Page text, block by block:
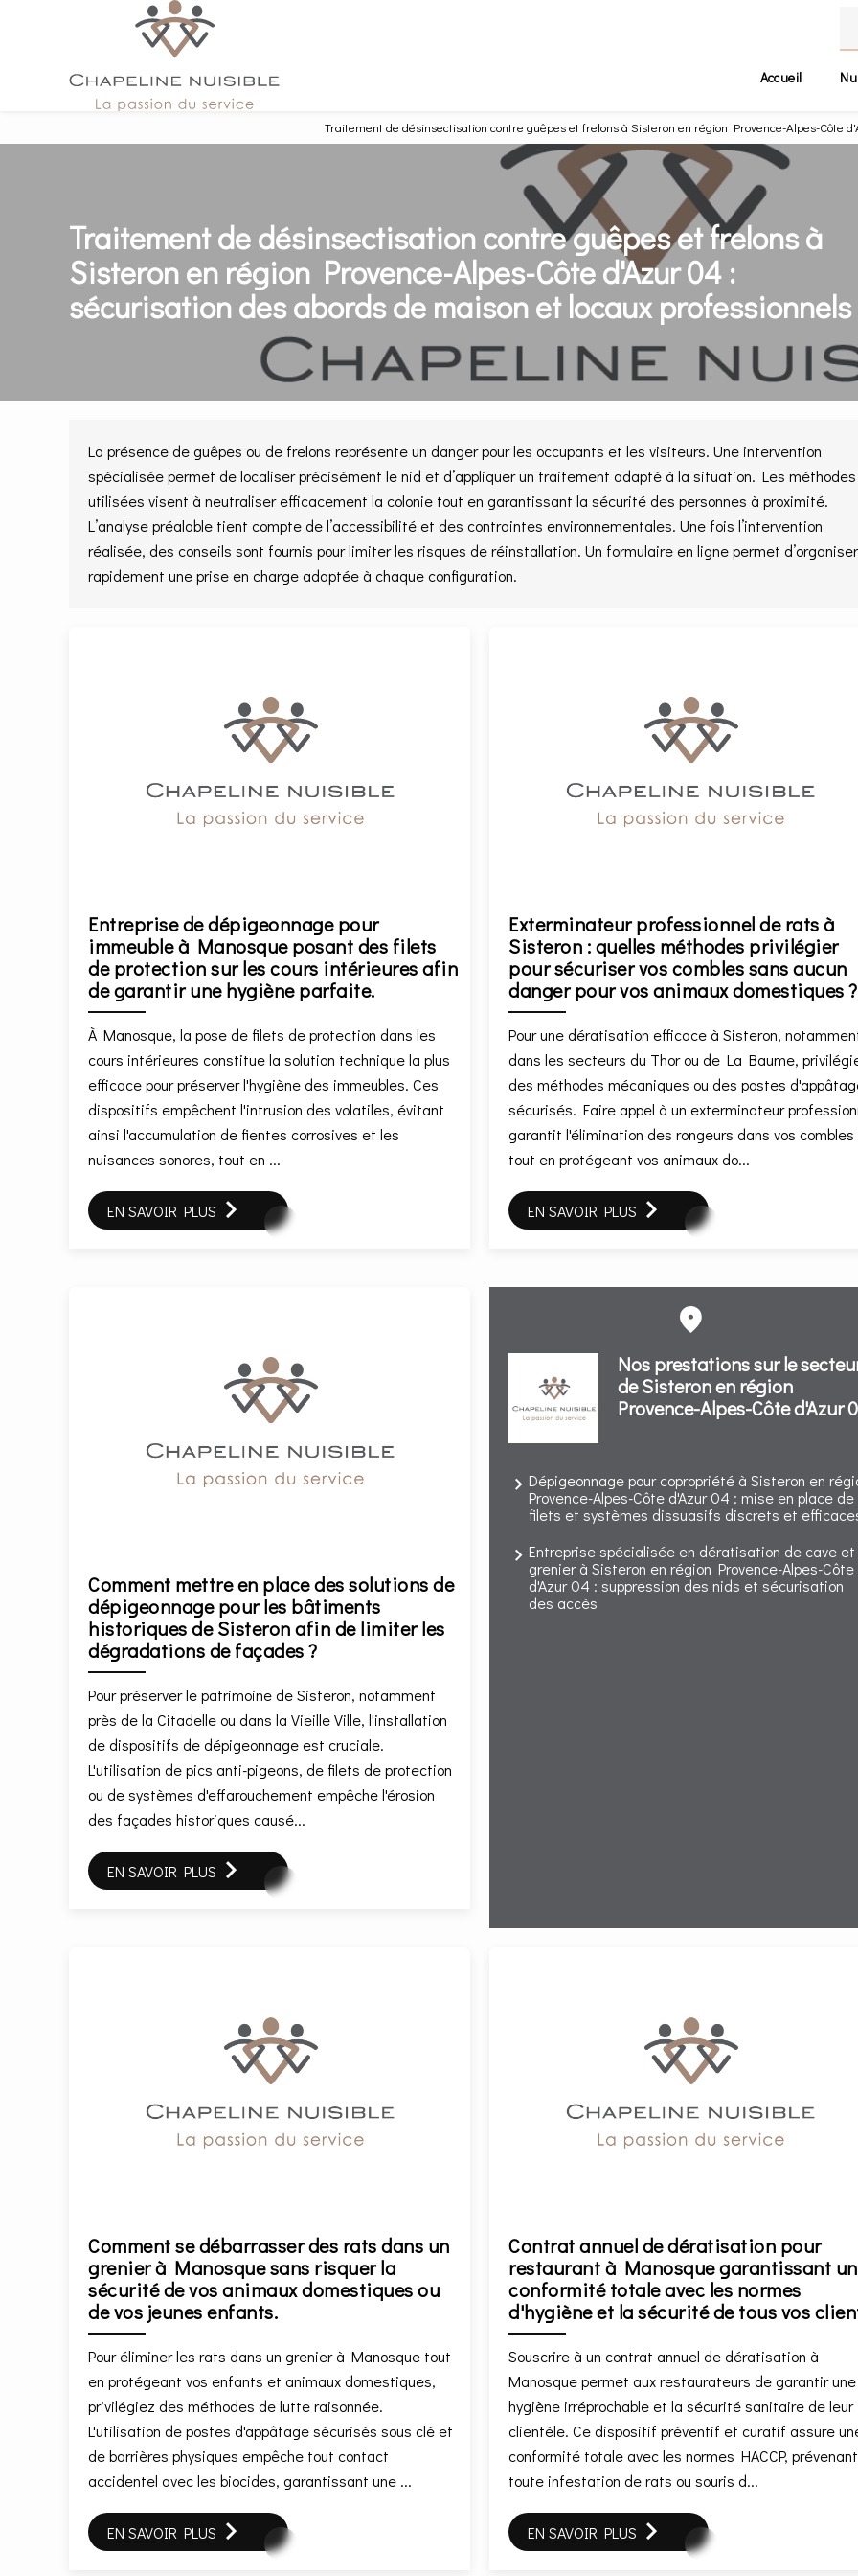
Accueil
Traitement de désinsectisation contre guêpes et frelons à Sisteron en région Provence-Alpes-Côte
Traitement de désinsectisation contre guêpes et frelons à
Sisteron en région Provence-Alpes-Côte d'Azur 04 :
sécurisation des abords de maison et locaux professionnels
La présence de guêpes ou de frelons représente un danger pour les occupants et les visiteurs. Une intervention
spécialisée permet de localiser précisément le nid et d’appliquer un traitement adapté à la situation. Les méthodes
utilisées visent à neutraliser efficacement la colonie tout en garantissant la sécurité des personnes à proximité.
L’analyse préalable tient compte de l’accessibilité et des contraintes environnementales. Une fois l’intervention
réalisée, des conseils sont fournis pour limiter les risques de réinstallation. Un formulaire en ligne permet d’organiser
rapidement une prise en charge adaptée à chaque configuration.
Entreprise de dépigeonnage pour
immeuble à Manosque posant des filets
de protection sur les cours intérieures afin
de garantir une hygiène parfaite.
À Manosque, la pose de filets de protection dans les
cours intérieures constitue la solution technique la plus
efficace pour préserver l'hygiène des immeubles. Ces
dispositifs empêchent l'intrusion des volatiles, évitant
ainsi l'accumulation de fientes corrosives et les
nuisances sonores, tout en ...
EN SAVOIR PLUS
Exterminateur professionnel de rats à
Sisteron : quelles méthodes privilégier
pour sécuriser vos combles sans aucun
danger pour vos animaux domestiques ?
Pour une dératisation efficace à Sisteron,
dans les secteurs du Thor ou de La Baume,
des méthodes mécaniques ou des postes
sécurisés. Faire appel à un exterminateur
garantit l'élimination des rongeurs dans vos combles
tout en protégeant vos animaux do...
EN SAVOIR PLUS
Comment mettre en place des solutions de
dépigeonnage pour les bâtiments
historiques de Sisteron afin de limiter les
dégradations de façades ?
Pour préserver le patrimoine de Sisteron, notamment
près de la Citadelle ou dans la Vieille Ville, l'installation
de dispositifs de dépigeonnage est cruciale.
L'utilisation de pics anti-pigeons, de filets de protection
ou de systèmes d'effarouchement empêche l'érosion
des façades historiques causé...
EN SAVOIR PLUS
Nos prestations sur le
de Sisteron en région
Provence-Alpes-Côte d'Azur
Dépigeonnage pour copropriété à Sisteron en
Provence-Alpes-Côte d'Azur 04 : mise en place de
filets et systèmes dissuasifs discrets et
Entreprise spécialisée en dératisation de cave et
grenier à Sisteron en région Provence-Alpes-Côte
d'Azur 04 : suppression des nids et sécurisation
des accès
Comment se débarrasser des rats dans un
grenier à Manosque sans risquer la
sécurité de vos animaux domestiques ou
de vos jeunes enfants.
Pour éliminer les rats dans un grenier à Manosque tout
en protégeant vos enfants et animaux domestiques,
privilégiez des méthodes de lutte raisonnée.
L'utilisation de postes d'appâtage sécurisés sous clé et
de barrières physiques empêche tout contact
accidentel avec les biocides, garantissant une ...
EN SAVOIR PLUS
Contrat annuel de dératisation pour
restaurant à Manosque garantissant
conformité totale avec les normes
d'hygiène et la sécurité de tous vos
Souscrire à un contrat annuel de dératisation à
Manosque permet aux restaurateurs de garantir une
hygiène irréprochable et la sécurité sanitaire de leur
clientèle. Ce dispositif préventif et curatif assure
conformité totale avec les normes HACCP, prévenant
toute infestation de rats ou souris d...
EN SAVOIR PLUS
Panneau de gestion des cookies